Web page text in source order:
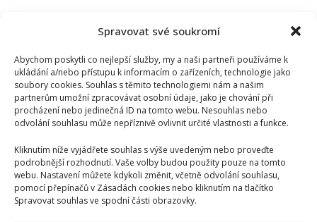
Spravovat své soukromí
Abychom poskytli co nejlepší služby, my a naši partneři používáme k
ukládání a/nebo přístupu k informacím o zařízeních, technologie jako
soubory cookies. Souhlas s těmito technologiemi nám a našim
partnerům umožní zpracovávat osobní údaje, jako je chování při
procházení nebo jedinečná ID na tomto webu. Nesouhlas nebo
odvolání souhlasu může nepříznivě ovlivnit určité vlastnosti a funkce.
Kliknutím níže vyjádřete souhlas s výše uvedeným nebo proveďte
podrobnější rozhodnutí. Vaše volby budou použity pouze na tomto
webu. Nastavení můžete kdykoli změnit, včetně odvolání souhlasu,
pomocí přepínačů v Zásadách cookies nebo kliknutím na tlačítko
Spravovat souhlas ve spodní části obrazovky.